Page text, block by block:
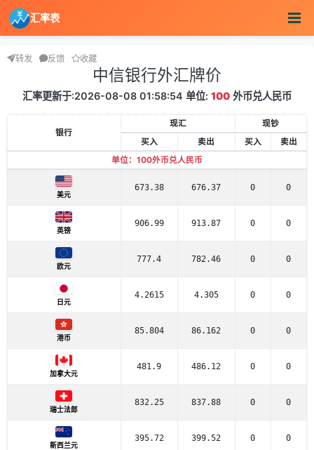
汇率表
转发 反馈 收藏
中信银行外汇牌价
汇率更新于:2026-08-08 01:58:54 单位: 100 外币兑人民币
银行
现汇
现钞
买入
卖出 买入
卖出
单位：100外币兑人民币
美元
673.38 676.37 0 0
英镑
906.99 913.87 0 0
欧元
777.4 782.46 0 0
日元
4.2615 4.305 0 0
港币
85.804 86.162 0 0
加拿大元
481.9 486.12 0 0
瑞士法郎
832.25 837.88 0 0
新西兰元
395.72 399.52 0 0